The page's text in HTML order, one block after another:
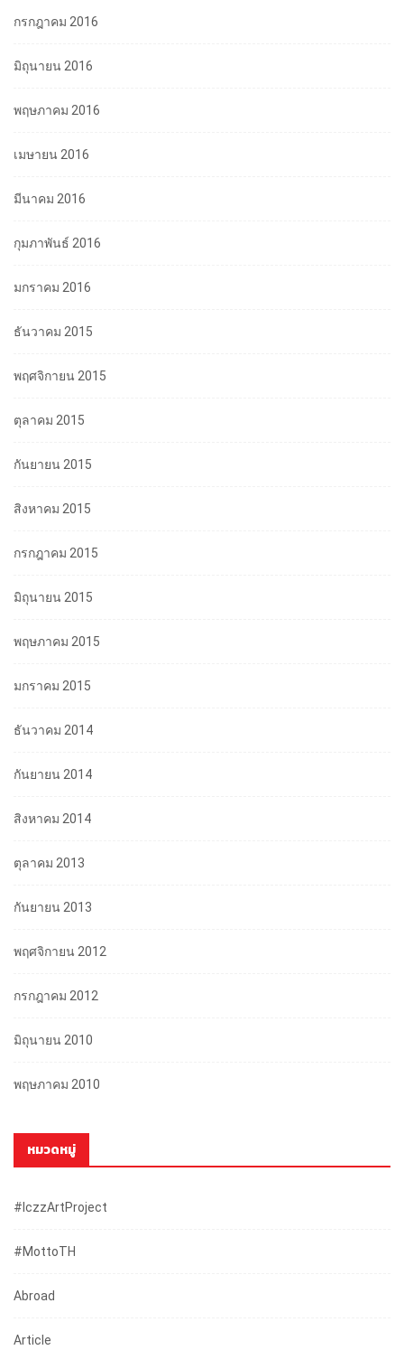
กรกฎาคม 2016
มิถุนายน 2016
พฤษภาคม 2016
เมษายน 2016
มีนาคม 2016
กุมภาพันธ์ 2016
มกราคม 2016
ธันวาคม 2015
พฤศจิกายน 2015
ตุลาคม 2015
กันยายน 2015
สิงหาคม 2015
กรกฎาคม 2015
มิถุนายน 2015
พฤษภาคม 2015
มกราคม 2015
ธันวาคม 2014
กันยายน 2014
สิงหาคม 2014
ตุลาคม 2013
กันยายน 2013
พฤศจิกายน 2012
กรกฎาคม 2012
มิถุนายน 2010
พฤษภาคม 2010
หมวดหมู่
#iczzArtProject
#mottoTH
Abroad
Article